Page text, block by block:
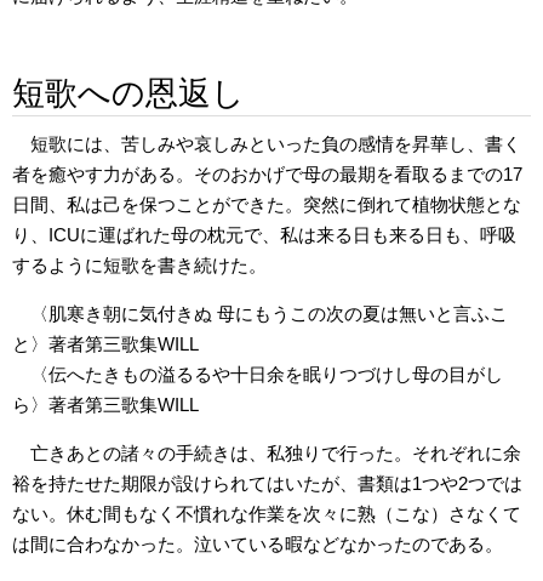
短歌への恩返し
短歌には、苦しみや哀しみといった負の感情を昇華し、書く
者を癒やす力がある。そのおかげで母の最期を看取るまでの17
日間、私は己を保つことができた。突然に倒れて植物状態とな
り、ICUに運ばれた母の枕元で、私は来る日も来る日も、呼吸
するように短歌を書き続けた。
〈肌寒き朝に気付きぬ 母にもうこの次の夏は無いと言ふこ
と〉著者第三歌集WILL
〈伝へたきもの溢るるや十日余を眠りつづけし母の目がし
ら〉著者第三歌集WILL
亡きあとの諸々の手続きは、私独りで行った。それぞれに余
裕を持たせた期限が設けられてはいたが、書類は1つや2つでは
ない。休む間もなく不慣れな作業を次々に熟（こな）さなくて
は間に合わなかった。泣いている暇などなかったのである。